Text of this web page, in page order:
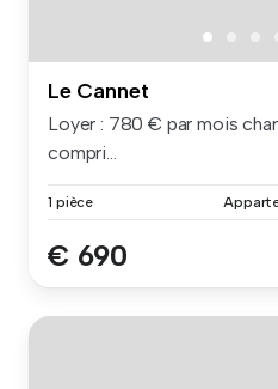
Le Cannet
Loyer : 780 € par mois
compri...
1 pièce
€ 690